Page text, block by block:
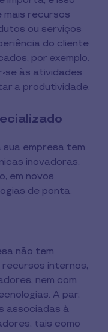
mais recursos
ou serviços
do cliente
por exemplo.
se às atividades
a produtividade.
sua empresa tem
inovadoras,
em novos
de ponta.
não tem
internos,
nem com
A par,
associadas à
tais como